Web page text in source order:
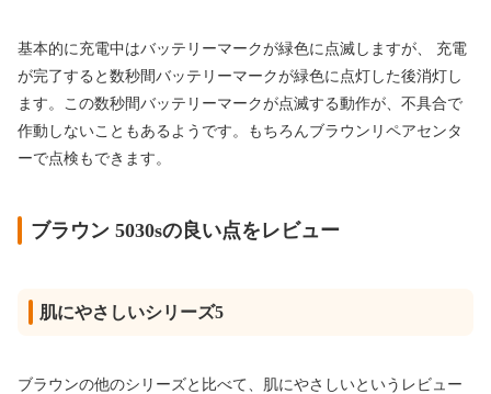
基本的に充電中はバッテリーマークが緑色に点滅しますが、 充電
が完了すると数秒間バッテリーマークが緑色に点灯した後消灯し
ます。この数秒間バッテリーマークが点滅する動作が、不具合で
作動しないこともあるようです。もちろんブラウンリペアセンタ
ーで点検もできます。
ブラウン 5030sの良い点をレビュー
肌にやさしいシリーズ5
ブラウンの他のシリーズと比べて、肌にやさしいというレビュー